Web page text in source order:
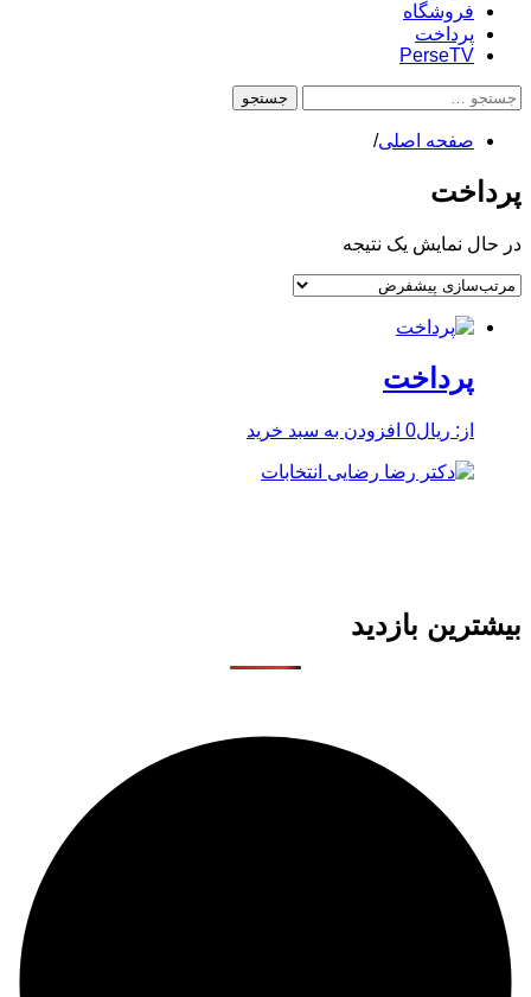
فروشگاه
پرداخت
PerseTV
جستجو
صفحه اصلی
پرداخت
در حال نمایش یک نتیجه
پرداخت
از: ریال0 افزودن به سبد خرید
بیشترین بازدید